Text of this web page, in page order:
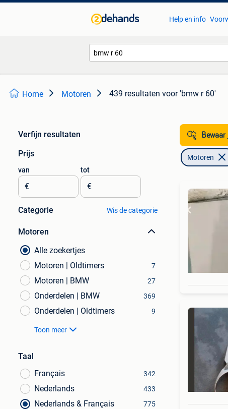
Help en info
Home Motoren 439 resultaten voor 'bmw r 60'
Verfijn resultaten
Prijs
van
€
tot
€
Categorie Wis de categorie
Motoren
Alle zoekertjes
Motoren | Oldtimers
7
Motoren | BMW 27
Onderdelen | BMW 369
Onderdelen | Oldtimers 9
Toon meer
Taal
Français
342
Nederlands 433
Nederlands & Français 775
Motoren